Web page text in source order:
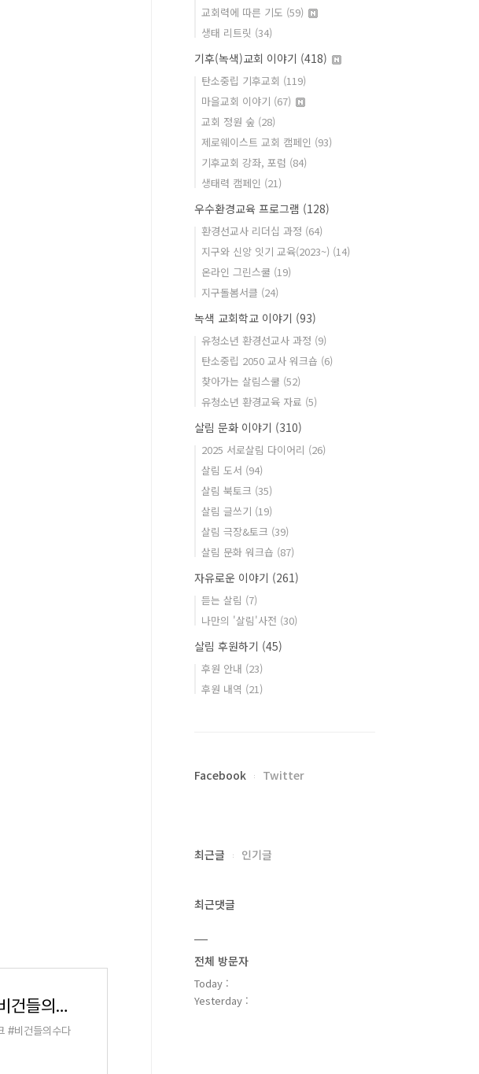
살림극장 기후토크 두번째 가이드 이야기_비건들의 수다
#비건들의수다
교회력에 따른 기도 (59)
생태 리트릿 (34)
기후(녹색)교회 이야기 (418)
탄소중립 기후교회 (119)
마을교회 이야기 (67)
교회 정원 숲 (28)
제로웨이스트 교회 캠페인 (93)
기후교회 강좌, 포럼 (84)
생태력 캠페인 (21)
우수환경교육 프로그램 (128)
환경선교사 리더십 과정 (64)
지구와 신앙 잇기 교육(2023~) (14)
온라인 그린스쿨 (19)
지구돌봄서클 (24)
녹색 교회학교 이야기 (93)
유청소년 환경선교사 과정 (9)
탄소중립 2050 교사 워크숍 (6)
찾아가는 살림스쿨 (52)
유청소년 환경교육 자료 (5)
살림 문화 이야기 (310)
2025 서로살림 다이어리 (26)
살림 도서 (94)
살림 북토크 (35)
살림 글쓰기 (19)
살림 극장&토크 (39)
살림 문화 워크숍 (87)
자유로운 이야기 (261)
듣는 살림 (7)
나만의 '살림'사전 (30)
살림 후원하기 (45)
후원 안내 (23)
후원 내역 (21)
Facebook Twitter
최근글 인기글
최근댓글
전체 방문자
Today :
Yesterday :